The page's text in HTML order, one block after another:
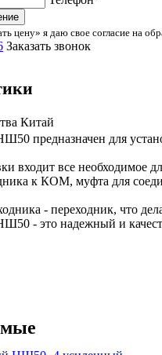
цену» я даю свое согласие на
Заказать звонок
Китай
предназначен для
входит все необходимое
к КОМ, муфта для
- переходник, что
- это надежный и